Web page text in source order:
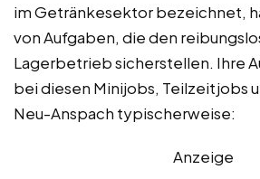
im Getränkesektor bezeichnet,
von Aufgaben, die den
Lagerbetrieb sicherstellen. Ihre
bei diesen Minijobs, Teilzeitjobs
Neu-Anspach typischerweise:
Anzeige